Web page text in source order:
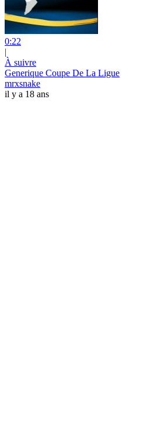
0:22
|
À suivre
Generique Coupe De La Ligue
mrxsnake
il y a 18 ans